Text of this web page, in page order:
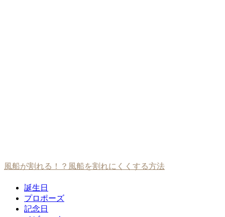
風船が割れる！？風船を割れにくくする方法
誕生日
プロポーズ
記念日